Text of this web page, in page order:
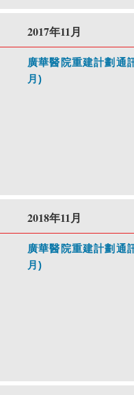
2017年11月
廣華醫院重建計劃通
月)
2018年11月
廣華醫院重建計劃通
月)